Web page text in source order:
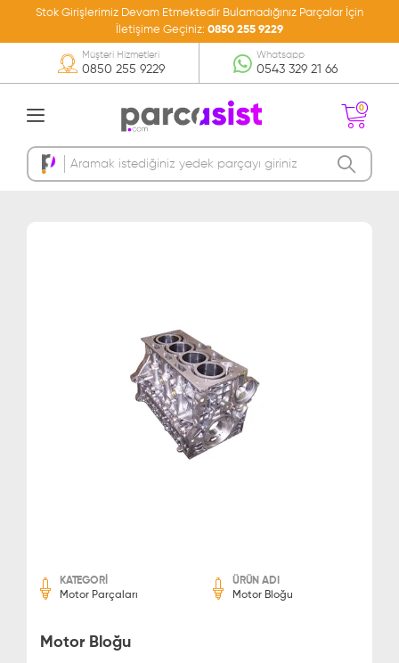
Stok Girişlerimiz Devam Etmektedir Bulamadığınız Parçalar İçin
İletişime Geçiniz: 0850 255 9229
0850 255 9229
Müşteri Hizmetleri
0543 329 21 66
Whatsapp
0
Sepetinizde Ürün
KATEGORİ
Motor Parçaları
ÜRÜN ADI
Motor Bloğu
Motor Bloğu